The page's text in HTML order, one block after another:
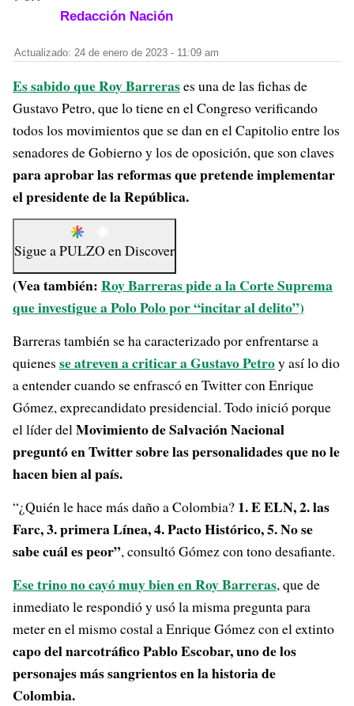
Redacción Nación
Actualizado: 24 de enero de 2023 - 11:09 am
Es sabido que Roy Barrerases una de las fichas de
Gustavo Petro, que lo tiene en el Congreso verificando
todos los movimientos que se dan en el Capitolio entre los
senadores de Gobierno y los de oposición, que son claves
para aprobar las reformas que pretende implementar
el presidente de la República.
Sigue aPULZO enDiscover
(Vea también:Roy Barreras pide a la Corte Suprema
que investigue a Polo Polo por “incitar al delito”)
Barreras también se ha caracterizado por enfrentarse a
quienes se atreven a criticar a Gustavo Petroy así lo dio
a entender cuando se enfrascó en Twitter con Enrique
Gómez, exprecandidato presidencial. Todo inició porque
el líder delMovimiento de Salvación Nacional
preguntó en Twitter sobre las personalidades que no le
hacen bien al país.
“¿Quién le hace más daño a Colombia? 1. E ELN, 2. las
Farc, 3. primera Línea, 4. Pacto Histórico, 5. No se
sabe cuál es peor”, consultó Gómez con tono desafiante.
Ese trino no cayó muy bien en Roy Barreras, que de
inmediato le respondió y usó la misma pregunta para
meter en el mismo costal a Enrique Gómez con el extinto
capo del narcotráfico Pablo Escobar, uno de los
personajes más sangrientos en la historia de
Colombia.